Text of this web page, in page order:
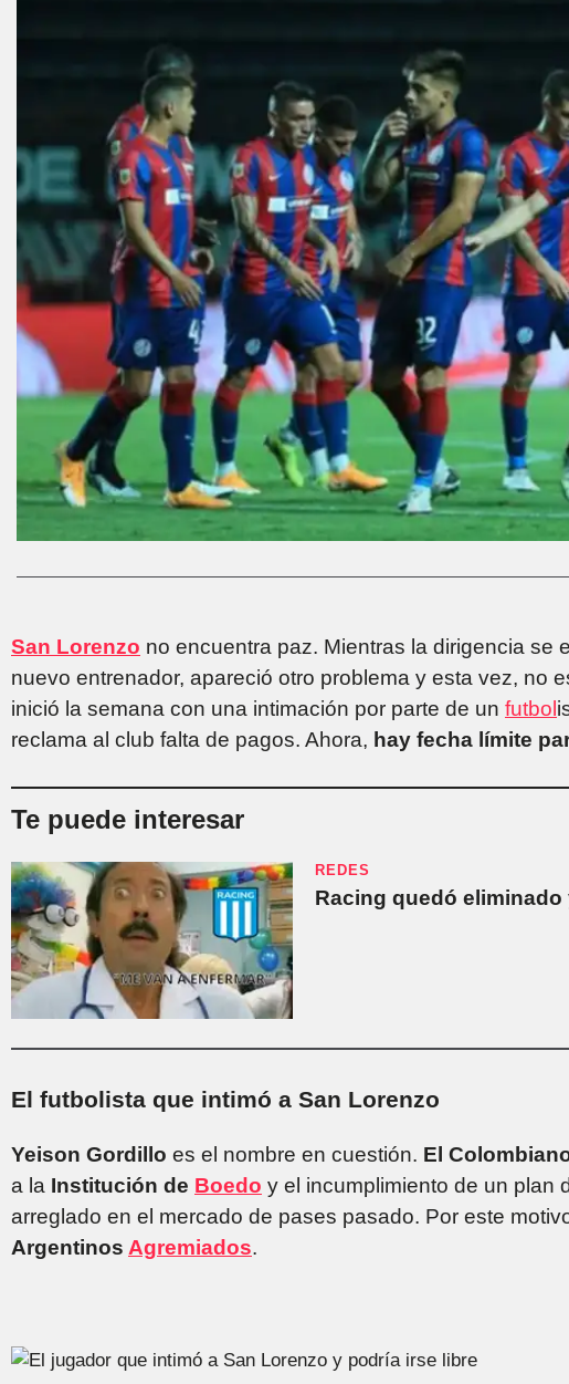
San Lorenzo no encuentra paz. Mientras la dirigencia se
nuevo entrenador, apareció otro problema y esta vez, no
inició la semana con una intimación por parte de un futbol
reclama al club falta de pagos. Ahora, hay fecha límite
Te puede interesar
REDES
Racing quedó
El futbolista que intimó a San Lorenzo
Yeison Gordillo es el nombre en cuestión. El
a la Institución de Boedo y el incumplimiento de un plan
arreglado en el mercado de pases pasado. Por este
Argentinos Agremiados.